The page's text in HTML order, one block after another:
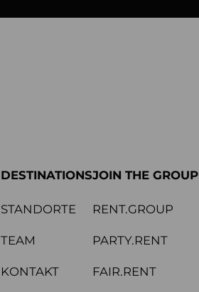
DESTINATIONS
STANDORTE
TEAM
KONTAKT
JOIN THE GROUP
RENT.GROUP
PARTY.RENT
FAIR.RENT